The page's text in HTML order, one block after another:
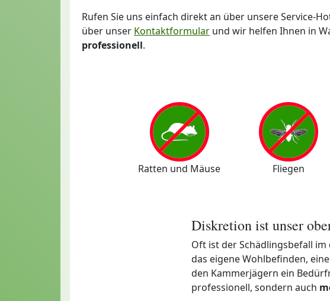
Rufen Sie uns einfach direkt an über unsere Service-
über unser Kontaktformular und wir helfen Ihnen in
professionell.
Ratten und Mäuse Fliegen
Diskretion ist unser
Oft ist der Schädlingsbefall
das eigene Wohlbefinden,
den Kammerjägern ein
professionell, sondern auch